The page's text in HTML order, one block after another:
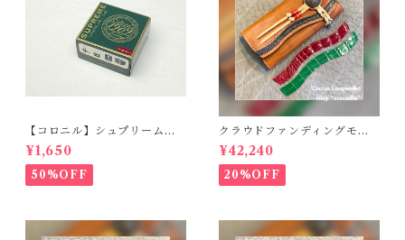
【コロニル】シュプリームク
リームDX バーガンディ
¥1,650
50%OFF
クラウドファンディングモデ
ル！Cactus・カクタス ロン
グウォレット（CWBL-03）
インレイ・クロコダイル × イ
タリアンショルダーレザー
¥42,240
20%OFF